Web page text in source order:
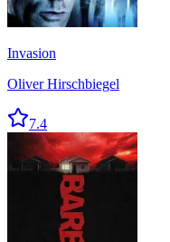
Invasion
Oliver Hirschbiegel
7.4